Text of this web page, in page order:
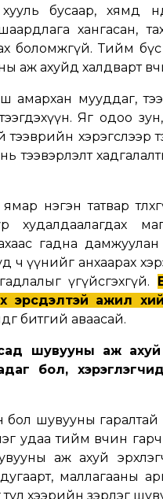
бусаар, хямд
хангасан,
боломжгүй. Тийм бүс
аж ахуйд халдварт
амархан мууддаг,
Яг одоо
тээврийн хэрэгслээр
тээвэрлэлт
нэгэн татвар
худалдаалагдах
гадна
ч үүнийг анхаарах
үгүйсгэхгүй.
эрсдэлтэй ажил
битгий аваасай.
шувууны аж ахуй
бол,
шувууны гаралтай
удаа тийм өвчин
аж ахуй
маллагааны
хээрийн зэрлэг